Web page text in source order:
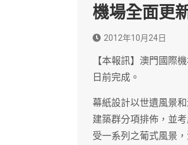
機場全面更
2012年10月24日
【本報訊】澳門國際
日前完成。
幕紙設計以世遺風景
建築群分項排佈，並
受一系列之葡式風景